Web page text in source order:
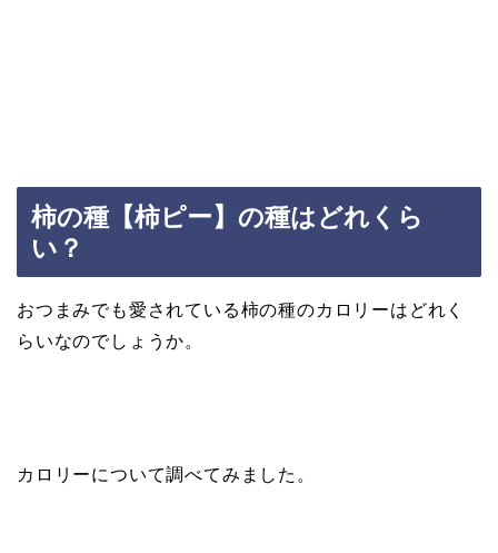
柿の種【柿ピー】の種はどれくら
い？
おつまみでも愛されている柿の種のカロリーはどれく
らいなのでしょうか。
カロリーについて調べてみました。